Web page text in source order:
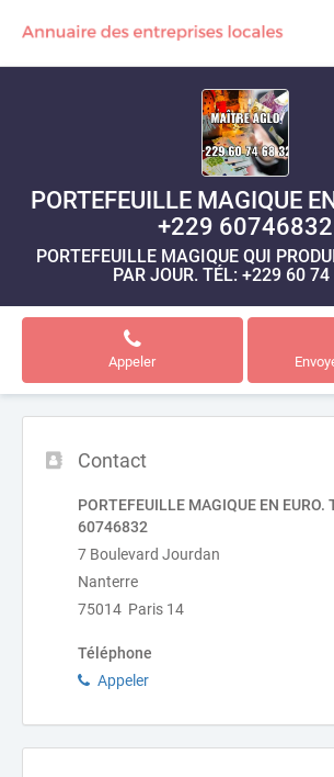
PORTEFEUILLE MAGIQUE
+229 60746832
PORTEFEUILLE MAGIQUE QUI
PAR JOUR. TÉL: +229 60
Appeler
Contact
PORTEFEUILLE MAGIQUE EN EURO.
60746832
7 Boulevard Jourdan
Nanterre
75014 Paris 14
Téléphone
Appeler